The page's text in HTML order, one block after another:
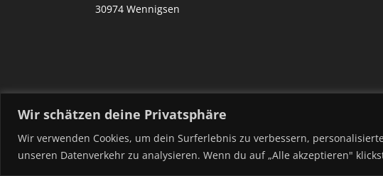
Wir schätzen deine Privatsphäre
Wir verwenden Cookies, um dein Surferlebnis zu verbessern,
unseren Datenverkehr zu analysieren. Wenn du auf „Alle akzeptieren"
30974 Wennigsen
IMPRESSUM DATENSCHUTZ
© Fischereiverein Wennigsen